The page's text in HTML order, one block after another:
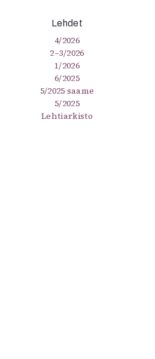
Lehdet
4/2026
2–3/2026
1/2026
6/2025
5/2025 saame
5/2025
Lehtiarkisto